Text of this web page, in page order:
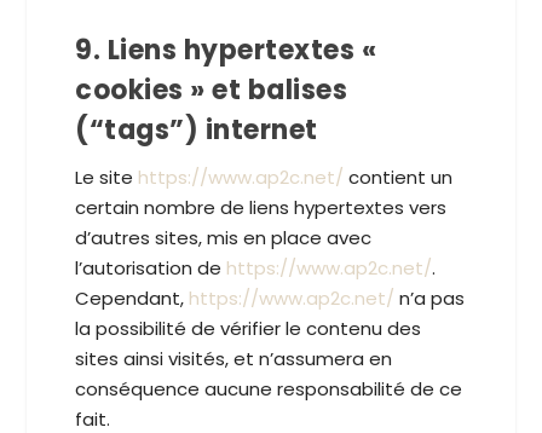
9. Liens hypertextes «
cookies » et balises
(“tags”) internet
Le site https://www.ap2c.net/ contient un
certain nombre de liens hypertextes vers
d’autres sites, mis en place avec
l’autorisation de https://www.ap2c.net/.
Cependant, https://www.ap2c.net/ n’a pas
la possibilité de vérifier le contenu des
sites ainsi visités, et n’assumera en
conséquence aucune responsabilité de ce
fait.